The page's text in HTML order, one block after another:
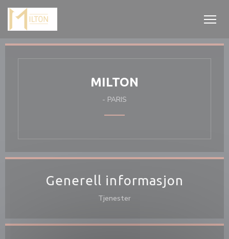
Panel for informasjonskapsler
MILTON
- PARIS
Generell informasjon
Tjenester